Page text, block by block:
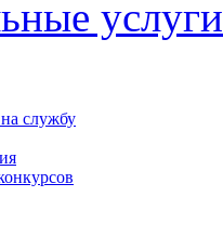
услуги
службу